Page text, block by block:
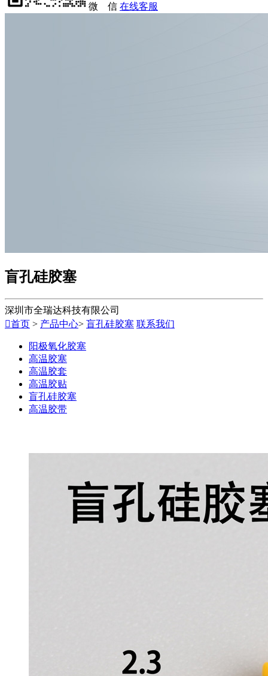
微 信 在线客服
盲孔硅胶塞
深圳市全瑞达科技有限公司
首页 > 产品中心> 盲孔硅胶塞 联系我们
阳极氧化胶塞
高温胶塞
高温胶套
高温胶贴
盲孔硅胶塞
高温胶带